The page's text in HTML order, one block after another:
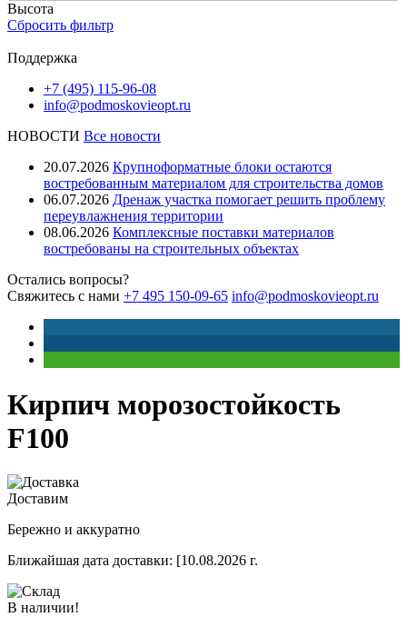
Высота
Сбросить фильтр
Поддержка
+7 (495) 115-96-08
info@podmoskovieopt.ru
НОВОСТИ Все новости
20.07.2026 Крупноформатные блоки остаются
востребованным материалом для строительства домов
06.07.2026 Дренаж участка помогает решить проблему
переувлажнения территории
08.06.2026 Комплексные поставки материалов
востребованы на строительных объектах
Остались вопросы?
Свяжитесь с нами +7 495 150-09-65 info@podmoskovieopt.ru
Кирпич морозостойкость
F100
Доставим
Бережно и аккуратно
Ближайшая дата доставки: [10.08.2026 г.
В наличии!